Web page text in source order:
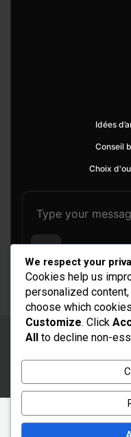
Idées
Conseil
Choix
Copyright © 2026
Thème
Fièrement
We respect your
Cookies help us
personalized content,
choose which
Customize. Click
All to decline non-